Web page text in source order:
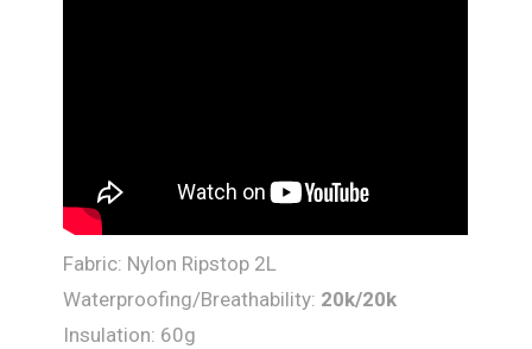
Fabric: Nylon Ripstop 2L
Waterproofing/Breathability: 20k/20k
Insulation: 60g